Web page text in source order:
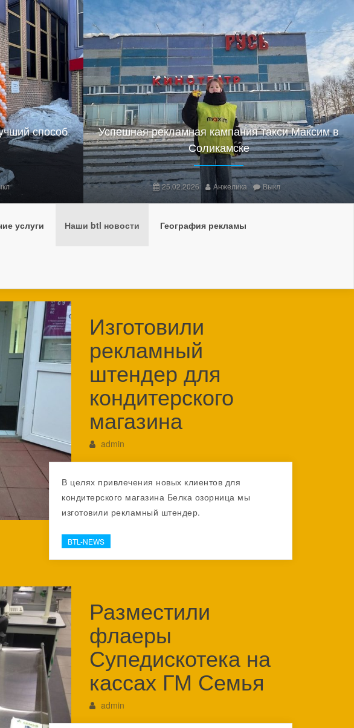
способ
Успешная рекламная кампания такси Максим в
Соликамске
25.02.2026 Анжелика Выкл
услуги Наши btl новости География рекламы
Изготовили
рекламный
штендер для
кондитерского
магазина
admin
В целях привлечения новых клиентов для
кондитерского магазина Белка озорница мы
изготовили рекламный штендер.
BTL-NEWS
Разместили
флаеры
Супедискотека на
кассах ГМ Семья
admin